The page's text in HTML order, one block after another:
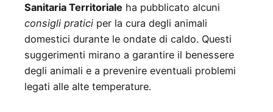
Sanitaria Territoriale ha pubblicato alcuni
consigli pratici per la cura degli animali
domestici durante le ondate di caldo. Questi
suggerimenti mirano a garantire il benessere
degli animali e a prevenire eventuali problemi
legati alle alte temperature.